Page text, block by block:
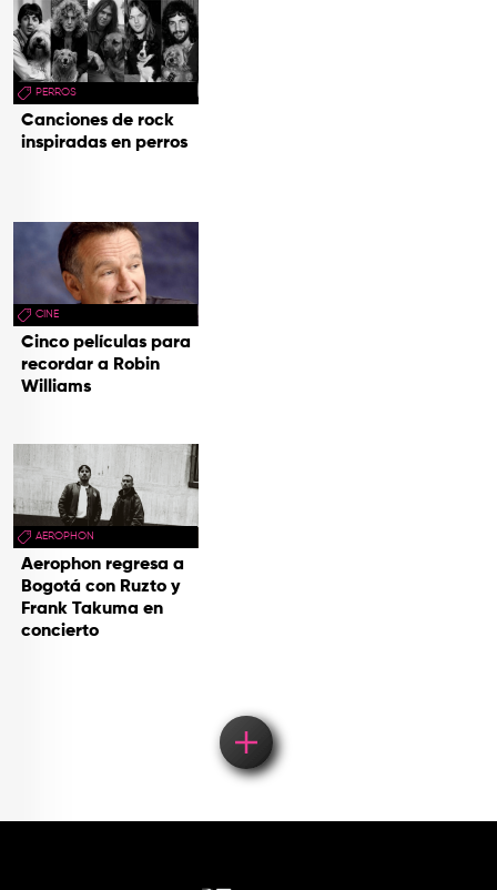
PERROS
Canciones de rock
inspiradas en perros
CINE
Cinco películas para
recordar a Robin
Williams
AEROPHON
Aerophon regresa a
Bogotá con Ruzto y
Frank Takuma en
concierto